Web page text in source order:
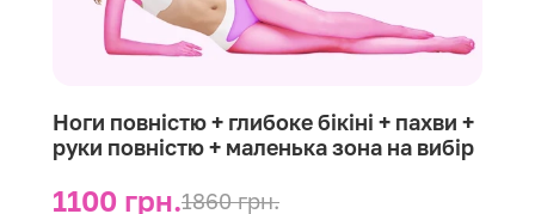
Ноги повністю + глибоке бікіні + пахви +
руки повністю + маленька зона на вибір
1100 грн.1860 грн.